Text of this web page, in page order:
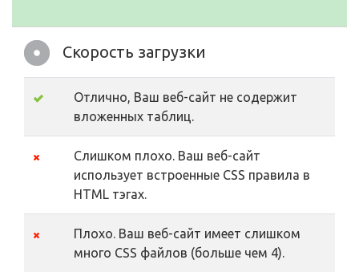
Скорость загрузки
Отлично, Ваш веб-сайт не содержит
вложенных таблиц.
Слишком плохо. Ваш веб-сайт
использует встроенные CSS правила в
HTML тэгах.
Плохо. Ваш веб-сайт имеет слишком
много CSS файлов (больше чем 4).